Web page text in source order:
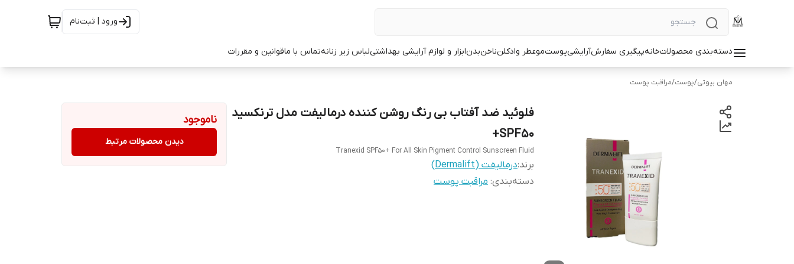
ورود | ثبت‌نام
دسته‌بندی محصولاتخانهپیگیری سفارشآرایشیپوستموعطر وادکلنناخنبدنابزار و لوازم آرایشی بهداشتیلباس زیر زنانهتماس با ماقوانین و مقررات
مهان بیوتی/پوست/مراقبت پوست
فلوئید ضد آفتاب بی رنگ روشن کننده درمالیفت مدل ترنکسید
SPF50+
Tranexid SPF50+ For All Skin Pigment Control Sunscreen Fluid
برند:درمالیفت (Dermalift)
دسته‌بندی: مراقبت پوست
ناموجود
دیدن محصولات مرتبط